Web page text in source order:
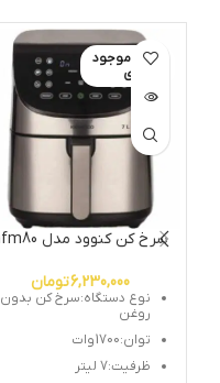
اتمام موجود
ی
سرخ کن کنوود مدل hfm80
6,230,000تومان
نوع دستگاه:سرخ كن بدون
روغن
توان:1700 وات
ظرفیت:7 لیتر